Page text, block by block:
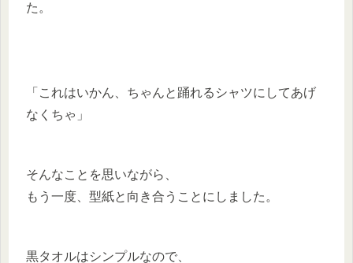
た。
「これはいかん、ちゃんと踊れるシャツにしてあげ
なくちゃ」
そんなことを思いながら、
もう一度、型紙と向き合うことにしました。
黒タオルはシンプルなので、